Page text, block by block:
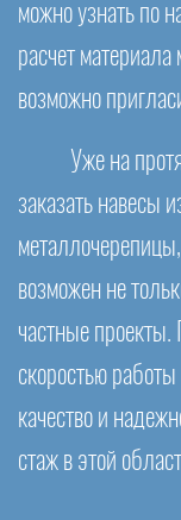
можно узнать по
расчет
возможно
Уже на
заказать навесы
возможен не
частные
скоростью
качество и
стаж в этой